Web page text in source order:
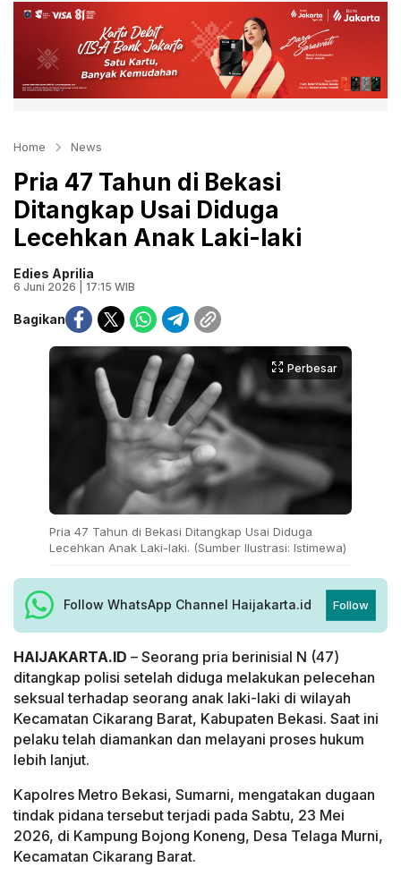
Home News
Pria 47 Tahun di Bekasi
Ditangkap Usai Diduga
Lecehkan Anak Laki-laki
Edies Aprilia
6 Juni 2026 | 17:15 WIB
Bagikan
Perbesar
Pria 47 Tahun di Bekasi Ditangkap Usai Diduga
Lecehkan Anak Laki-laki. (Sumber Ilustrasi: Istimewa)
Follow WhatsApp Channel Haijakarta.id Follow
HAIJAKARTA.ID – Seorang pria berinisial N (47)
ditangkap polisi setelah diduga melakukan pelecehan
seksual terhadap seorang anak laki-laki di wilayah
Kecamatan Cikarang Barat, Kabupaten Bekasi. Saat ini
pelaku telah diamankan dan melayani proses hukum
lebih lanjut.
Kapolres Metro Bekasi, Sumarni, mengatakan dugaan
tindak pidana tersebut terjadi pada Sabtu, 23 Mei
2026, di Kampung Bojong Koneng, Desa Telaga Murni,
Kecamatan Cikarang Barat.